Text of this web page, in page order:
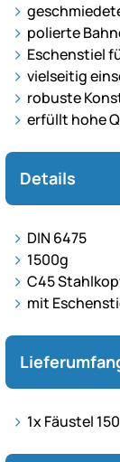
polierte
Eschenstiel
vielseitig
robuste
erfüllt hohe
Details
DIN 6475
1500g
C45
mit
1x Fäustel